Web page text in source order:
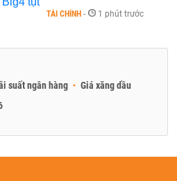
TÀI CHÍNH - 1 phút trước
suất ngân hàng
Giá xăng dầu